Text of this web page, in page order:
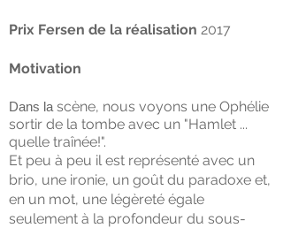
Prix ​​Fersen de la réalisation 2017
Motivation
Dans la scène, nous voyons une Ophélie
sortir de la tombe avec un "Hamlet ...
quelle traînée!".
Et peu à peu il est représenté avec un
brio, une ironie, un goût du paradoxe et,
en un mot, une légèreté égale
seulement à la profondeur du sous-